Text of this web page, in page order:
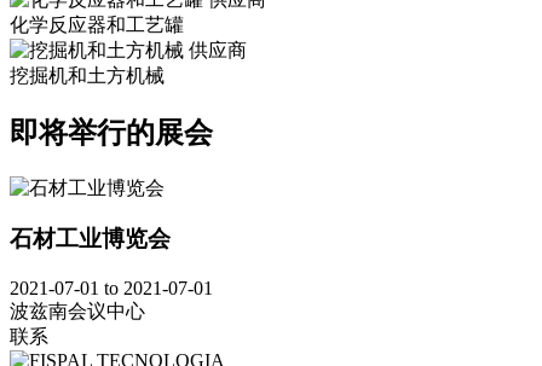
化学反应器和工艺罐
挖掘机和土方机械
即将举行的展会
石材工业博览会
2021-07-01 to 2021-07-01
波兹南会议中心
联系